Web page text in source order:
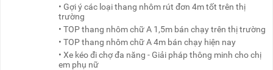
• Gợi ý các loại thang nhôm rút đơn 4m tốt trên thị
trường
• TOP thang nhôm chữ A 1,5m bán chạy trên thị trường
• TOP thang nhôm chữ A 4m bán chạy hiện nay
• Xe kéo đi chợ đa năng - Giải pháp thông minh cho chị
em phụ nữ